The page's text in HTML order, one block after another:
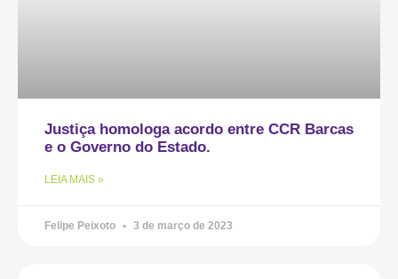
Justiça homologa acordo entre CCR Barcas
e o Governo do Estado.
LEIA MAIS »
Felipe Peixoto 3 de março de 2023